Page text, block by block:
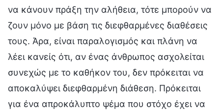
να κάνουν πράξη την αλήθεια, τότε μπορούν να
ζουν μόνο με βάση τις διεφθαρμένες διαθέσεις
τους. Άρα, είναι παραλογισμός και πλάνη να
λέει κανείς ότι, αν ένας άνθρωπος ασχολείται
συνεχώς με το καθήκον του, δεν πρόκειται να
αποκαλύψει διεφθαρμένη διάθεση. Πρόκειται
για ένα απροκάλυπτο ψέμα που στόχο έχει να